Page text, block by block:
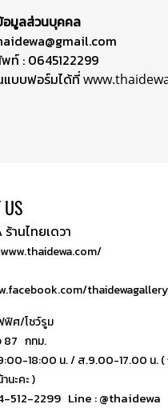
มูลส่วนบุคคล
พท์ : 0645122299
บบฟอร์มได้ที่
US
ร้านไทยเดวา
ฟิศ/โชว์รูม
87 กทม.
18:00 น. / ส.9.00-17.00 น. (
นะคะ )
512-2299 Line : @thaidewa